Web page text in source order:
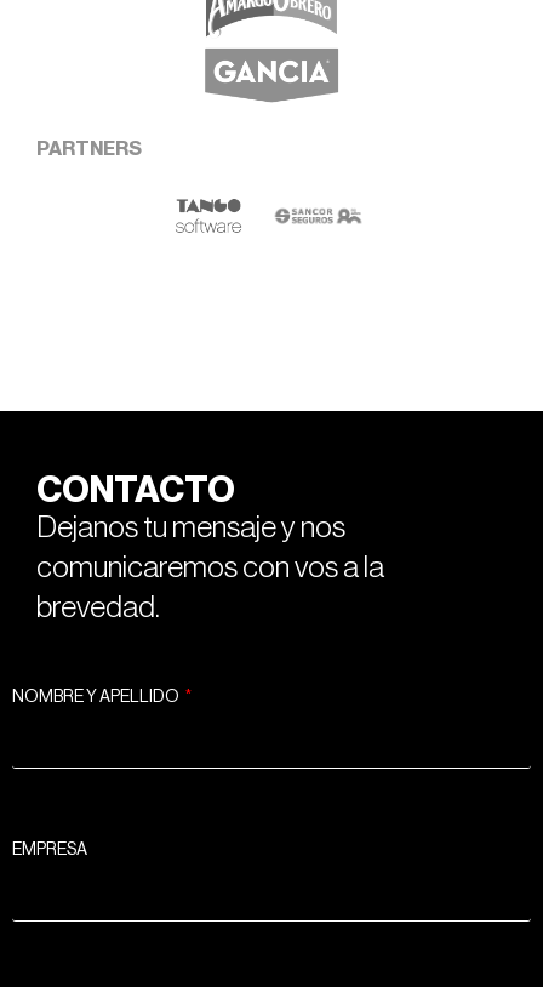
PARTNERS
CONTACTO
Dejanos tu mensaje y nos
comunicaremos con vos a la
brevedad.
NOMBRE Y APELLIDO
EMPRESA